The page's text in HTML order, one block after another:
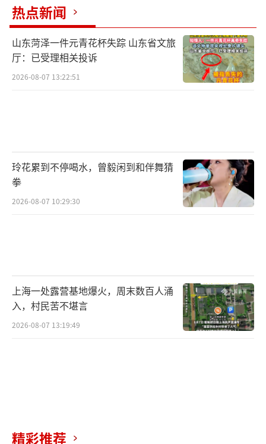
热点新闻
山东菏泽一件元青花杯失踪 山东省文旅
厅：已受理相关投诉
2026-08-07 13:22:51
玲花累到不停喝水，曾毅闲到和伴舞猜
拳
2026-08-07 10:29:30
上海一处露营基地爆火，周末数百人涌
入，村民苦不堪言
2026-08-07 13:19:49
精彩推荐